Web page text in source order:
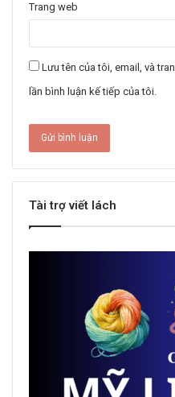
Trang web
Lưu tên của tôi, email, và
lần bình luận kế tiếp của tôi.
Tài trợ viết lách